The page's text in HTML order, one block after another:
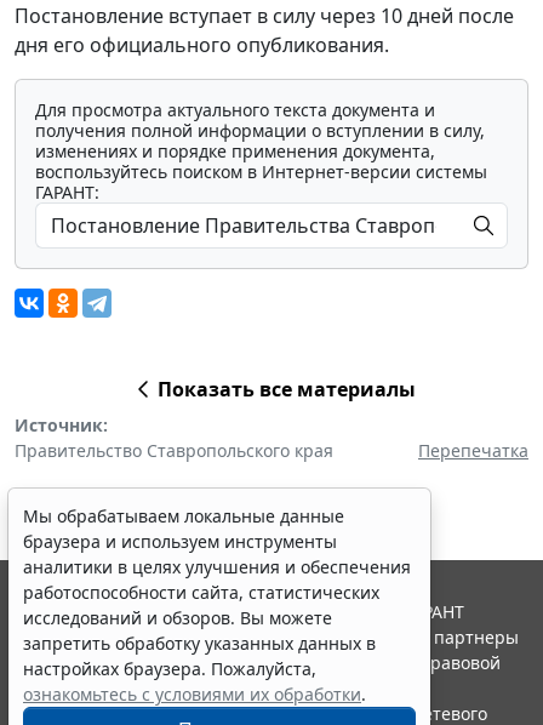
Постановление вступает в силу через 10 дней после
дня его официального опубликования.
Для просмотра актуального текста документа и
получения полной информации о вступлении в силу,
изменениях и порядке применения документа,
воспользуйтесь поиском в Интернет-версии системы
ГАРАНТ:
Показать все материалы
Источник:
Правительство Ставропольского края
Перепечатка
Мы обрабатываем локальные данные
браузера и используем инструменты
аналитики в целях улучшения и обеспечения
работоспособности сайта, статистических
исследований и обзоров. Вы можете
запретить обработку указанных данных в
настройках браузера. Пожалуйста,
ознакомьтесь с условиями их обработки.
© ООО "НПП "ГАРАНТ-СЕРВИС", 2026. Система ГАРАНТ
выпускается с 1990 года. Компания "Гарант" и ее партнеры
являются участниками Российской ассоциации правовой
информации ГАРАНТ.
Портал ГАРАНТ.РУ зарегистрирован в качестве сетевого